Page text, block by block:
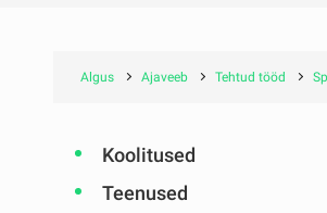
Algus Ajaveeb Tehtud tööd
Koolitused
Teenused